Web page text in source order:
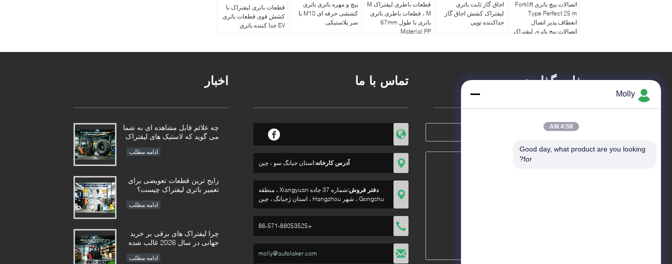
قطعات باتری لیفتراک با
کشش قوی قطعات باتری
EV جدا کننده باتری
پیچ و مهره باتری باتری
کششی حرفه ای M10 با
سر پلاستیکی
قطعات باطری لیفتراک M
M ، قطعات باطری باتری
باتری با طول 67mm
Material PP
اجاق گاز ثابت باتری
لیفتراک کشش اجاق گاز
جداکننده توپی
اتصالات پیچ باتری Forklift
Type Perfect 25 m
انعطاف پذیر اتصال
اتصالات پیچ باتری لیفتراک
اخبار
چه علائم قابل مشاهده ای به شما
می گوید که لاستیک های لیفتراک
ادامه مطلب
رایج ترین قطعات تعویضی برای
تعمیر باتری لیفتراک چیست؟
ادامه مطلب
چرا لیفتراک های برقی بر خرید
جهانی در سال 2026 غالب شده
ادامه مطلب
تماس با ما
آدرس کارخانه:استان جیانگ سو ، چین
دفتر فروش:
شماره 37 جاده Xiangyuan ، منطقه
Gongshu ، شهر Hangzhou ، استان ژجیانگ ، چین
+86-571-88053525
molly@autolaker.com
پیغام بگذارید
Molly
4:58 AM
Good day, what product are you looking
for?